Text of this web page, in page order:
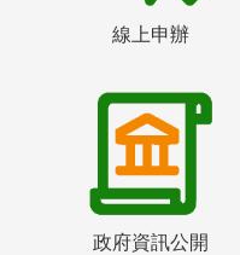
線上申辦
政府資訊公開